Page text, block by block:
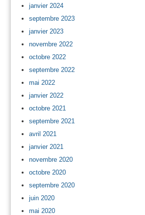
janvier 2024
septembre 2023
janvier 2023
novembre 2022
octobre 2022
septembre 2022
mai 2022
janvier 2022
octobre 2021
septembre 2021
avril 2021
janvier 2021
novembre 2020
octobre 2020
septembre 2020
juin 2020
mai 2020